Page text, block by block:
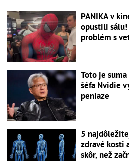
PANIKA v
opustili sálu!
problém s
Toto je
šéfa Nvidie
peniaze
5
zdravé kosti
skôr, než